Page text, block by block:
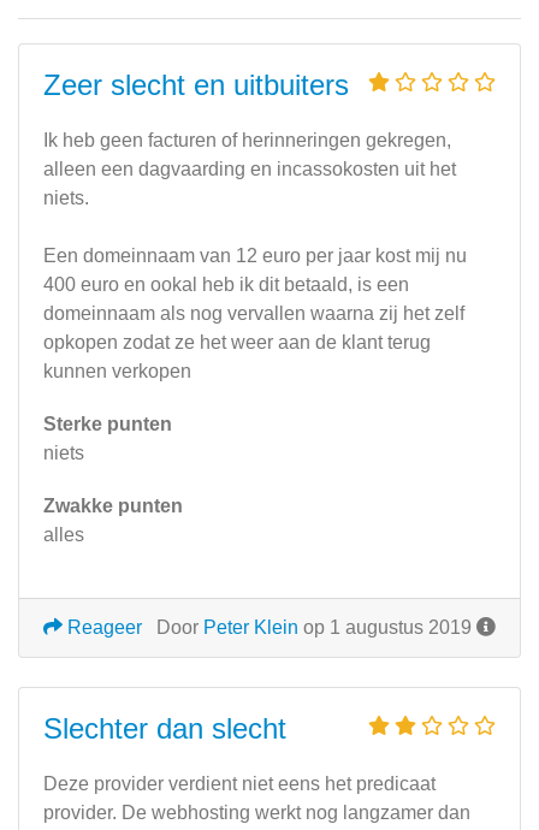
Zeer slecht en uitbuiters
Ik heb geen facturen of herinneringen gekregen,
alleen een dagvaarding en incassokosten uit het
niets.
Een domeinnaam van 12 euro per jaar kost mij nu
400 euro en ookal heb ik dit betaald, is een
domeinnaam als nog vervallen waarna zij het zelf
opkopen zodat ze het weer aan de klant terug
kunnen verkopen
Sterke punten
niets
Zwakke punten
alles
Door Peter Klein op 1 augustus 2019
Reageer
Slechter dan slecht
Deze provider verdient niet eens het predicaat
provider. De webhosting werkt nog langzamer dan